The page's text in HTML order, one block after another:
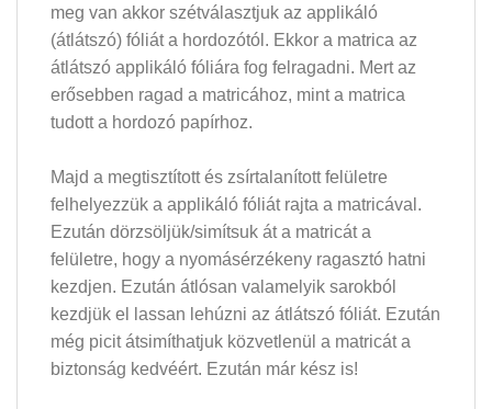
meg van akkor szétválasztjuk az applikáló
(átlátszó) fóliát a hordozótól. Ekkor a matrica az
átlátszó applikáló fóliára fog felragadni. Mert az
erősebben ragad a matricához, mint a matrica
tudott a hordozó papírhoz.
Majd a megtisztított és zsírtalanított felületre
felhelyezzük a applikáló fóliát rajta a matricával.
Ezután dörzsöljük/simítsuk át a matricát a
felületre, hogy a nyomásérzékeny ragasztó hatni
kezdjen. Ezután átlósan valamelyik sarokból
kezdjük el lassan lehúzni az átlátszó fóliát. Ezután
még picit átsimíthatjuk közvetlenül a matricát a
biztonság kedvéért. Ezután már kész is!